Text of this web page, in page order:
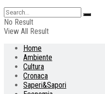
No Result
View All Result
Home
Ambiente
Cultura
Cronaca
Saperi&Sapori